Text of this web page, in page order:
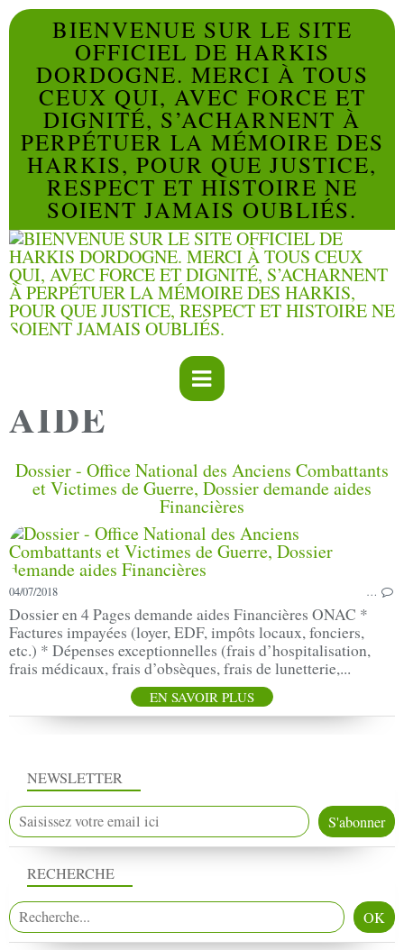
BIENVENUE SUR LE SITE
OFFICIEL DE HARKIS
DORDOGNE. MERCI À TOUS
CEUX QUI, AVEC FORCE ET
DIGNITÉ, S’ACHARNENT À
PERPÉTUER LA MÉMOIRE DES
HARKIS, POUR QUE JUSTICE,
RESPECT ET HISTOIRE NE
SOIENT JAMAIS OUBLIÉS.
AIDE
Dossier - Office National des Anciens Combattants
et Victimes de Guerre, Dossier demande aides
Financières
04/07/2018 …
Dossier en 4 Pages demande aides Financières ONAC *
Factures impayées (loyer, EDF, impôts locaux, fonciers,
etc.) * Dépenses exceptionnelles (frais d’hospitalisation,
frais médicaux, frais d’obsèques, frais de lunetterie,...
EN SAVOIR PLUS
NEWSLETTER
RECHERCHE